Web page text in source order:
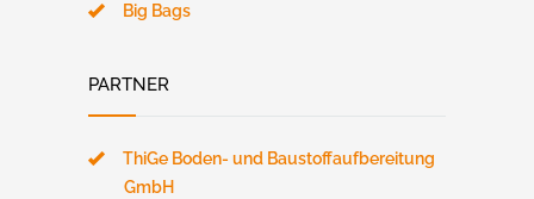
Big Bags
PARTNER
ThiGe Boden- und Baustoffaufbereitung
GmbH